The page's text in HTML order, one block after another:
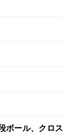
ボール、クロス